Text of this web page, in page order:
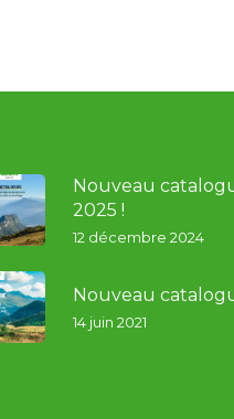
Nouveau
2025 !
12 décembre 2024
Nouveau
14 juin 2021